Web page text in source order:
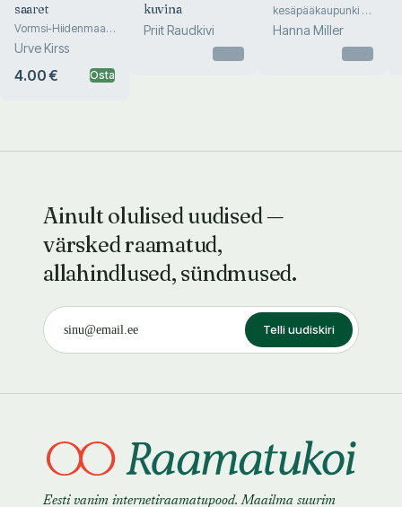
saaret
Vormsi-Hiidenmaa-
Saarenmaa-Muhu
Urve Kirss
4.00 € Osta
kuvina
Priit Raudkivi
kesäpääkaupunki &
maakunta
Hanna Miller
Ainult olulised uudised —
värsked raamatud,
allahindlused, sündmused.
Telli uudiskiri
Eesti vanim internetiraamatupood. Maailma suurim